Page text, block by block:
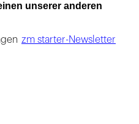
unserer anderen
zm starter-Newsletter